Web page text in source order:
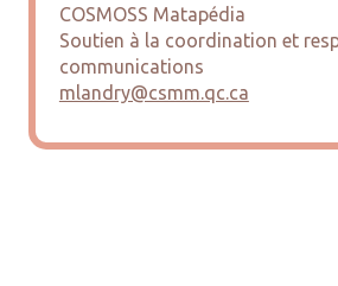
COSMOSS Matapédia
Soutien à la coordination et
communications
mlandry@csmm.qc.ca